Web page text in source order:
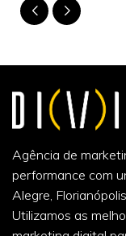
Agência de
performance com
Alegre,
Utilizamos as